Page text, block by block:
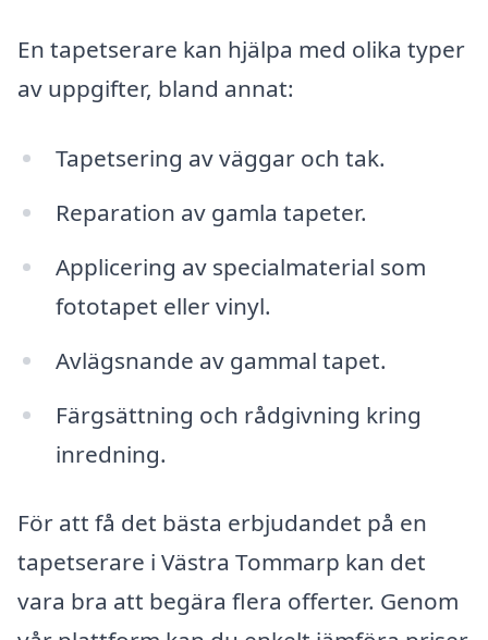
En tapetserare kan hjälpa med olika typer
av uppgifter, bland annat:
Tapetsering av väggar och tak.
Reparation av gamla tapeter.
Applicering av specialmaterial som
fototapet eller vinyl.
Avlägsnande av gammal tapet.
Färgsättning och rådgivning kring
inredning.
För att få det bästa erbjudandet på en
tapetserare i Västra Tommarp kan det
vara bra att begära flera offerter. Genom